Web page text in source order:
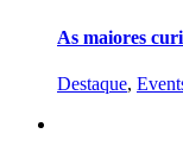
As maiores
Destaque,